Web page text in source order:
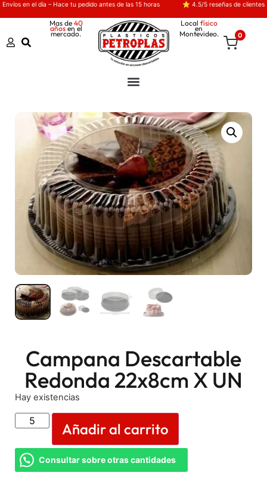
Envíos en el día – Hace tu pedido antes de las 15 horas ⭐ 4.5/5 reseñas de clientes
Mas de 40
añosen el
mercado.
Local físico
en
Montevideo. 0
Campana Descartable
Redonda 22x8cm X UN
Hay existencias
Añadir al carrito
Consultar sobre otras cantidades